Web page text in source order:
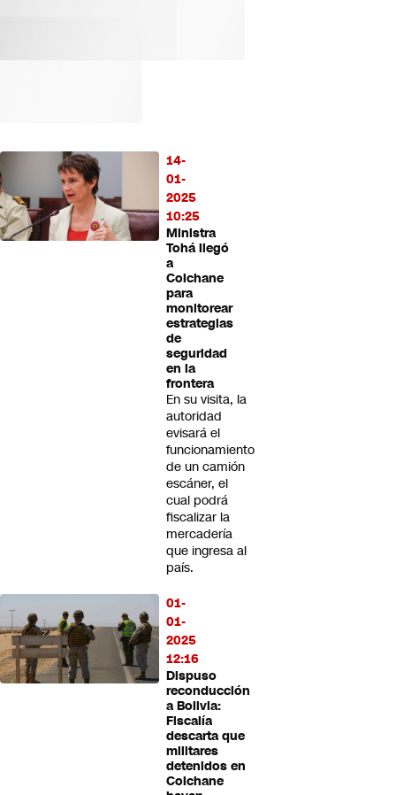
14-
01-
2025
10:25
Ministra
Tohá llegó
a
Colchane
para
monitorear
estrategias
de
seguridad
en la
frontera
En su visita, la
autoridad
evisará el
funcionamiento
de un camión
escáner, el
cual podrá
fiscalizar la
mercadería
que ingresa al
país.
01-
01-
2025
12:16
Dispuso
reconducción
a Bolivia:
Fiscalía
descarta que
militares
detenidos en
Colchane